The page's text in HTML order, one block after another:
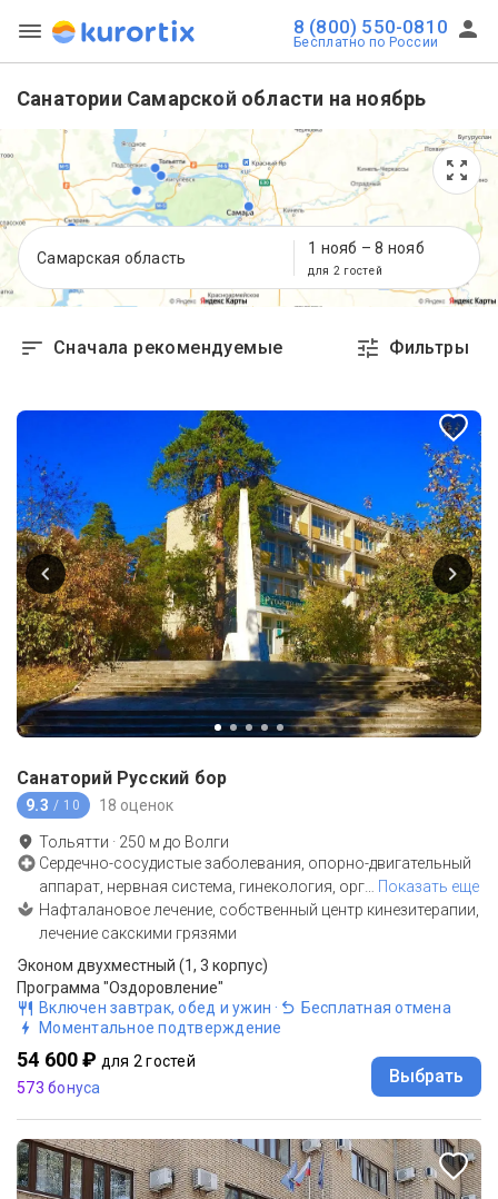
8 (800) 550-0810
Бесплатно по России
Санатории Самарской области на ноябрь
Самарская область
1 нояб –8 нояб
для 2 гостей
Сначала рекомендуемые Фильтры
Санаторий Русский бор
9.3 / 10 18 оценок
Тольятти · 250 м до Волги
Сердечно-сосудистые заболевания, опорно-двигательный
аппарат, нервная система, гинекология, орг… Показать еще
Нафталановое лечение, собственный центр кинезитерапии,
лечение сакскими грязями
Эконом двухместный (1, 3 корпус)
Программа "Оздоровление"
Включен завтрак, обед и ужин ·
Бесплатная отмена
Моментальное подтверждение
54 600 ₽ для 2 гостей
573 бонуса
Выбрать